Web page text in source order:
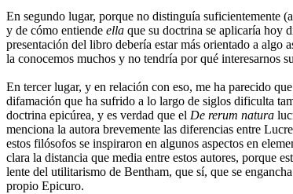
En segundo lugar, porque no distinguía suficientemente
y de cómo entiende ella que su doctrina se aplicaría hoy
presentación del libro debería estar más orientado a algo
la conocemos muchos y no tendría por qué interesarnos
En tercer lugar, y en relación con eso, me ha parecido
difamación que ha sufrido a lo largo de siglos dificulta
doctrina epicúrea, y es verdad que el De rerum natura
menciona la autora brevemente las diferencias entre
estos filósofos se inspiraron en algunos aspectos en
clara la distancia que media entre estos autores, porque
lente del utilitarismo de Bentham, que sí, que se
propio Epicuro.